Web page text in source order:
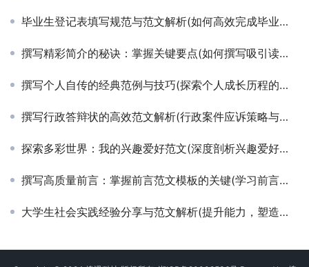
毕业生登记表填写规范与范文解析(如何高效完成毕业生登记表填写并附详细范文示例)
撰写精彩简介的秘诀：掌握关键要点(如何撰写吸引读者的文章简介与核心内容概述)
撰写个人自传的经典范例与技巧(探索个人成长历程的详细自传写作指南)
撰写行政答辩状的高效范文解析(行政案件应诉策略与答辩状撰写技巧)
探索多彩世界：我的兴趣爱好范文(深度剖析兴趣爱好对个人成长的影响及精彩案例分享)
撰写高质量前言：掌握前言范文模板的关键(学习前言写作技巧与优秀范文模板应用)
大学生社会实践经验分享与范文解析(提升能力，塑造未来：深度解析大学生社会实践报告范文)